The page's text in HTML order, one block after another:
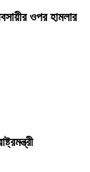
ওপর হামলার